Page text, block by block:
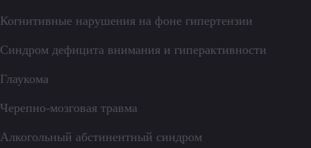
Когнитивные нарушения на фоне гипертензии
Синдром дефицита внимания и гиперактивности
Глаукома
Черепно-мозговая травма
Алкогольный абстинентный синдром